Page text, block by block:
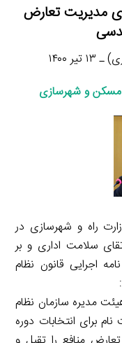
مدیریت تعارض
۱۴۰۰
مسکن و شهرسازی
راه و شهرسازی در
در جهت ارتقای سلامت اداری و بر
از ماده ۱۲۳ آیین نامه اجرایی قانون نظام
مدیره سازمان نظام
برای انتخابات دوره